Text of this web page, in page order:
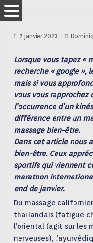
7 janvier 2023
Lorsque vous tapez «
recherche « google »,
mais si vous
vous vous rapprochez
l’occurrence d’un
différence entre un
massage bien-être.
Dans cet article nous
bien-être. Ceux
sportifs qui viennent
marathon
end de janvier.
Du massage
thaïlandais (fatigue
l’oriental (agit sur les
nerveuses),